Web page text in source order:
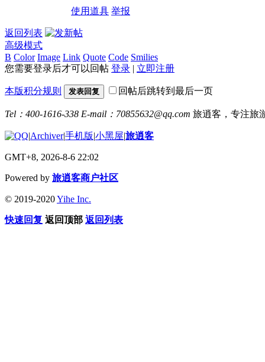
使用道具 举报
返回列表
高级模式
B Color Image Link Quote Code Smilies
您需要登录后才可以回帖 登录 | 立即注册
本版积分规则 发表回复 回帖后跳转到最后一页
Tel：400-1616-338 E-mail：70855632@qq.com 旅逍客，专注旅
|Archiver|手机版|小黑屋|旅逍客
GMT+8, 2026-8-6 22:02
Powered by 旅逍客商户社区
© 2019-2020Yihe Inc.
快速回复 返回顶部 返回列表